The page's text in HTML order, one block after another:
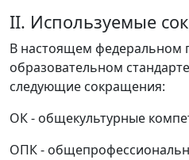
II. Используемые
В настоящем федеральном
образовательном
следующие сокращения:
ОК - общекультурные
ОПК -